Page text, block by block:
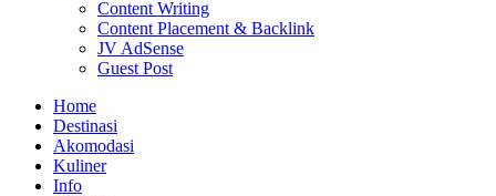
Content Writing
Content Placement & Backlink
JV AdSense
Guest Post
Home
Destinasi
Akomodasi
Kuliner
Info